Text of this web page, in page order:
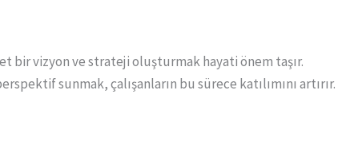
bir vizyon ve strateji oluşturmak hayati önem taşır.
sunmak, çalışanların bu sürece katılımını artırır.